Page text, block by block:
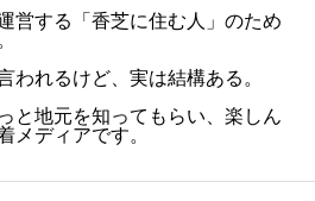
営する「香芝に住む人」のため
われるけど、実は結構ある。
と地元を知ってもらい、楽しん
メディアです。